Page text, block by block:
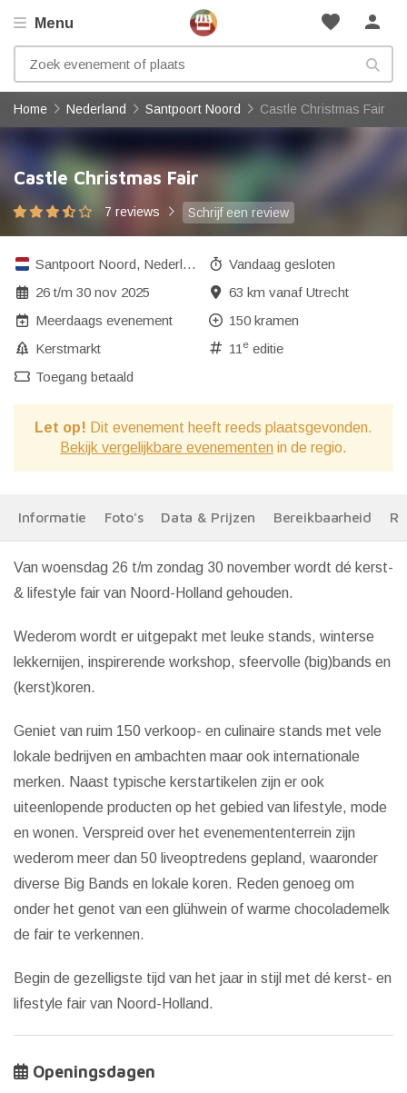
favorite person
Menu
Home Nederland Santpoort Noord Castle Christmas Fair
Castle Christmas Fair
7 reviews Schrijf een review
Santpoort Noord, Nederland
26t/m 30 nov 2025
Meerdaags evenement
Kerstmarkt
Toegang betaald
Vandaag gesloten
63 km vanaf Utrecht
150 kramen
11 eeditie
Let op! Dit evenement heeft reeds plaatsgevonden.
Bekijk vergelijkbare evenementen in de regio.
Informatie Foto's Data & Prijzen Bereikbaarheid
Van woensdag 26 t/m zondag 30 november wordt dé kerst-
& lifestyle fair van Noord-Holland gehouden.
Wederom wordt er uitgepakt met leuke stands, winterse
lekkernijen, inspirerende workshop, sfeervolle (big)bands en
(kerst)koren.
Geniet van ruim 150 verkoop- en culinaire stands met vele
lokale bedrijven en ambachten maar ook internationale
merken. Naast typische kerstartikelen zijn er ook
uiteenlopende producten op het gebied van lifestyle, mode
en wonen. Verspreid over het evenemententerrein zijn
wederom meer dan 50 liveoptredens gepland, waaronder
diverse Big Bands en lokale koren. Reden genoeg om
onder het genot van een glühwein of warme chocolademelk
de fair te verkennen.
Begin de gezelligste tijd van het jaar in stijl met dé kerst- en
lifestyle fair van Noord-Holland.
Openingsdagen